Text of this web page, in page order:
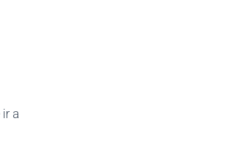
a